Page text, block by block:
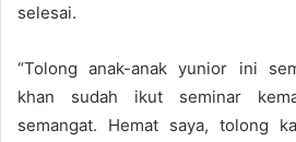
selesai.
“Tolong anak-anak yunior ini
khan sudah ikut seminar
semangat. Hemat saya, tolong